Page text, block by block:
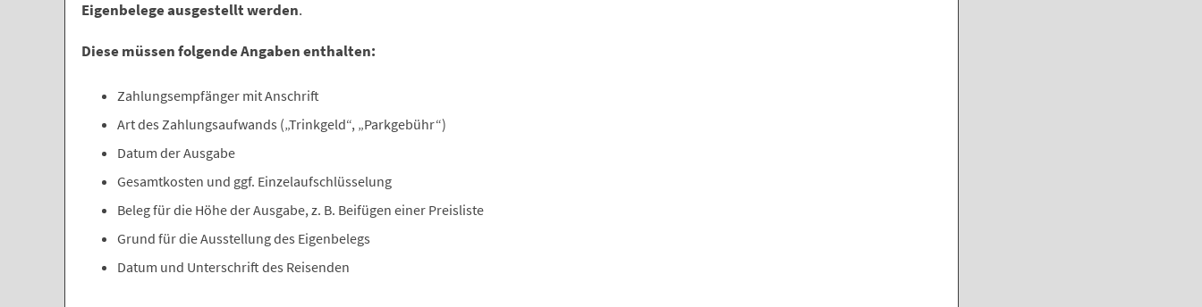
Eigenbelege ausgestellt werden.
Diese müssen folgende Angaben enthalten:
Zahlungsempfänger mit Anschrift
Art des Zahlungsaufwands („Trinkgeld“, „Parkgebühr“)
Datum der Ausgabe
Gesamtkosten und ggf. Einzelaufschlüsselung
Beleg für die Höhe der Ausgabe, z. B. Beifügen einer Preisliste
Grund für die Ausstellung des Eigenbelegs
Datum und Unterschrift des Reisenden